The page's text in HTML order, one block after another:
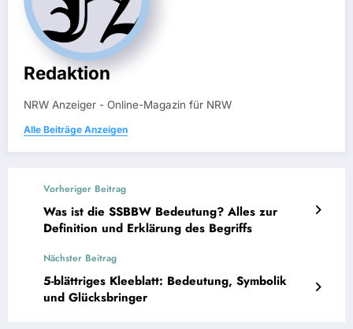
Redaktion
NRW Anzeiger - Online-Magazin für NRW
Alle Beiträge Anzeigen
Vorheriger Beitrag
Was ist die SSBBW Bedeutung? Alles zur
Definition und Erklärung des Begriffs
Nächster Beitrag
5-blättriges Kleeblatt: Bedeutung, Symbolik
und Glücksbringer